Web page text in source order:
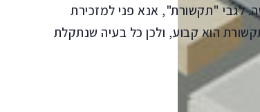
לגבי "תקשורת", אנא פני למזכירת
הוא קבוע, ולכן כל בעיה שנתקלת